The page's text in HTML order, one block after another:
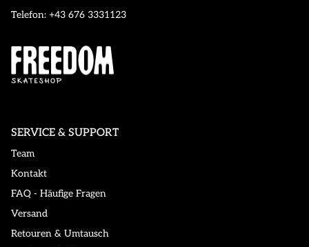
Telefon: +43 676 3331123
SERVICE & SUPPORT
Team
Kontakt
FAQ - Häufige Fragen
Versand
Retouren & Umtausch